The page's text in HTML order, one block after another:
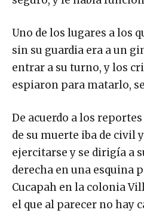
Uno de los lugares a los
sin su guardia era a un
entrar a su turno, y los
espiaron para matarlo,
De acuerdo a los
de su muerte iba de civil
ejercitarse y se dirigía a
derecha en una esquina
Cucapah en la colonia
el que al parecer no hay